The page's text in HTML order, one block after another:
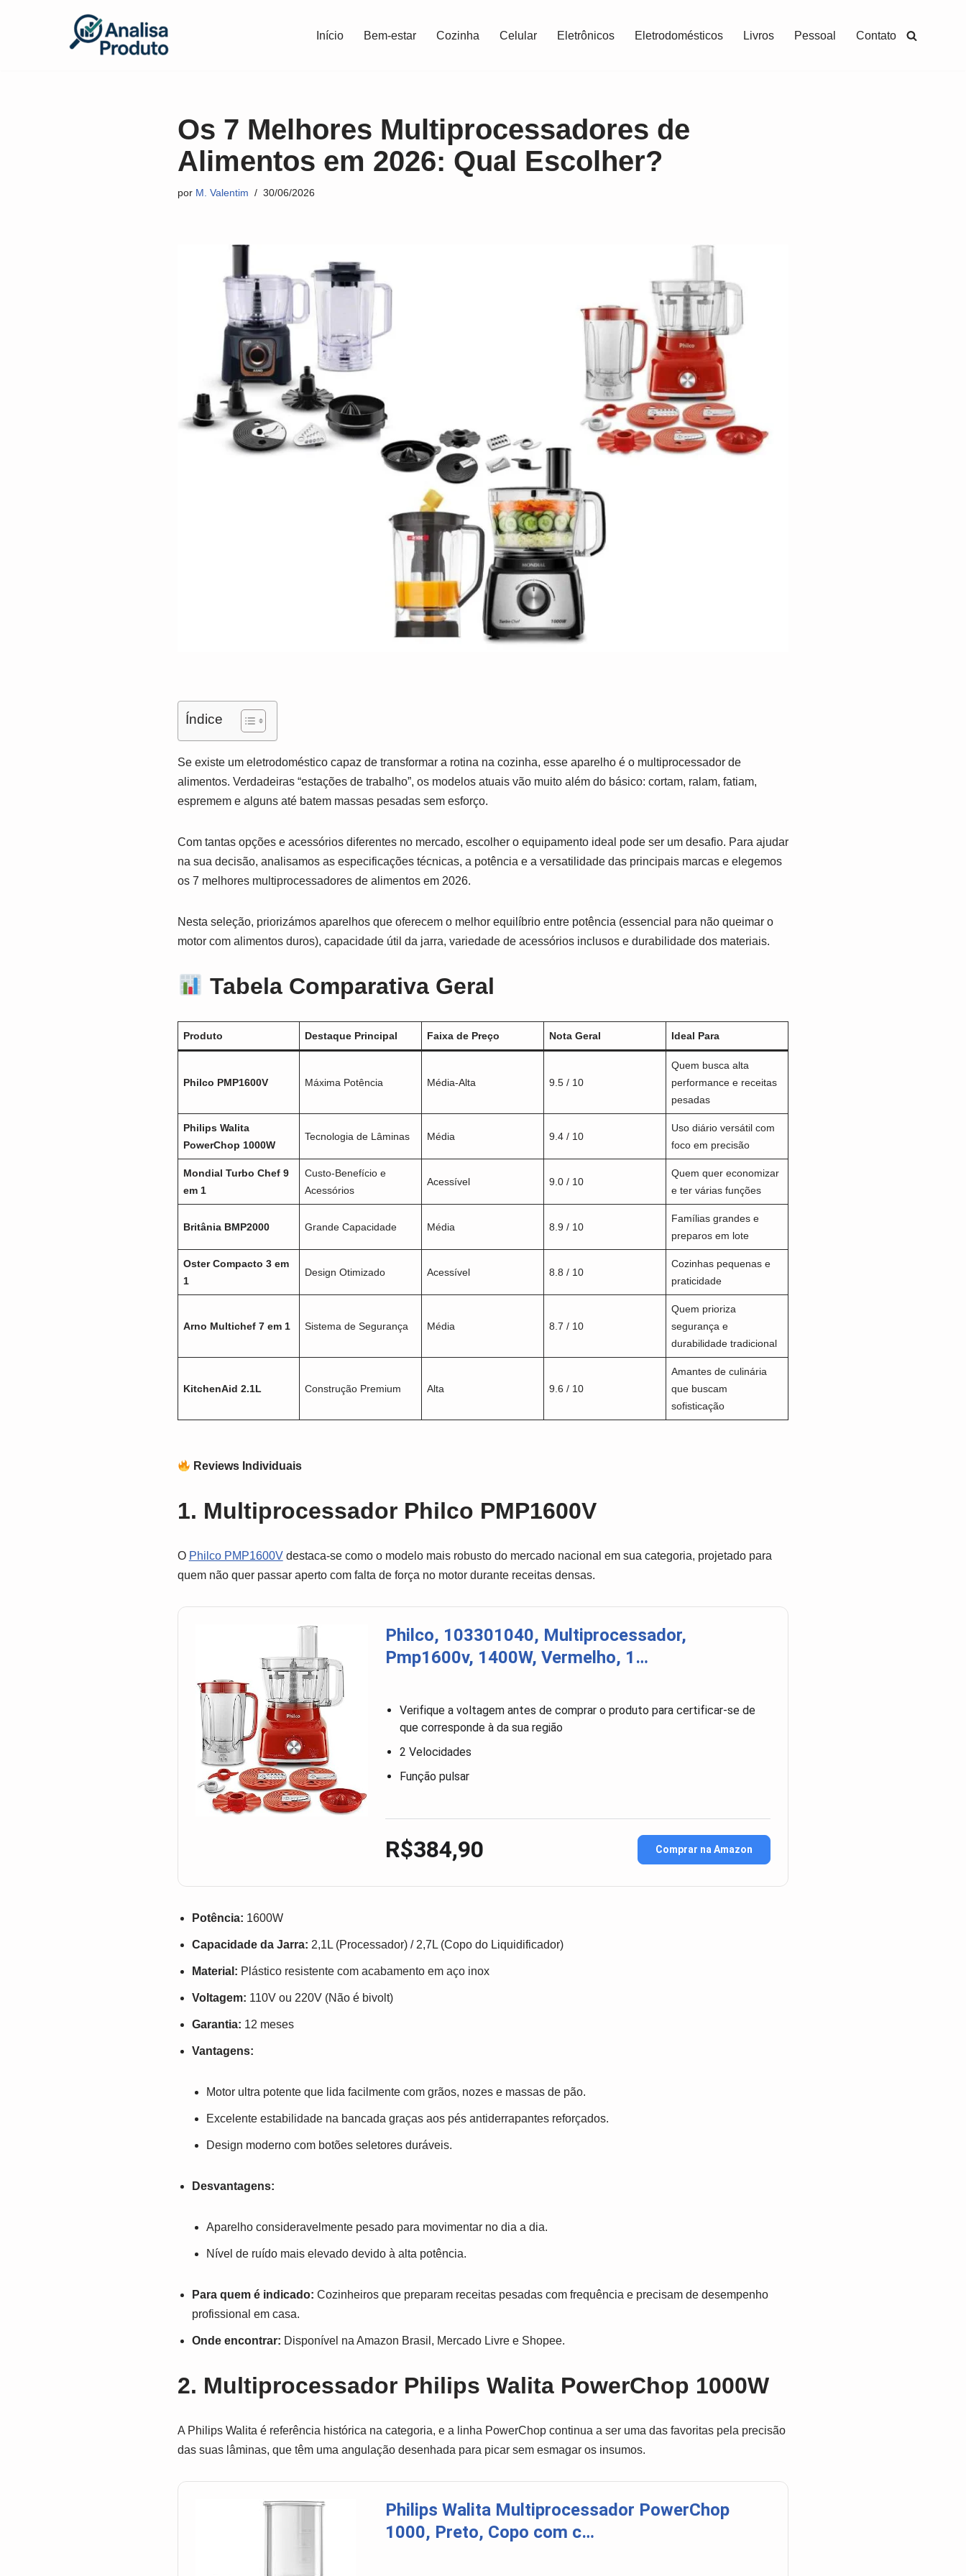
Início Bem-estar Cozinha Celular Eletrônicos Eletrodomésticos Livros Pessoal Contato
Os 7 Melhores Multiprocessadores de
Alimentos em 2026: Qual Escolher?
por M. Valentim 30/06/2026
Índice
Se existe um eletrodoméstico capaz de transformar a rotina na cozinha, esse aparelho é o multiprocessador de
alimentos. Verdadeiras “estações de trabalho”, os modelos atuais vão muito além do básico: cortam, ralam, fatiam,
espremem e alguns até batem massas pesadas sem esforço.
Com tantas opções e acessórios diferentes no mercado, escolher o equipamento ideal pode ser um desafio. Para ajudar
na sua decisão, analisamos as especificações técnicas, a potência e a versatilidade das principais marcas e elegemos
os 7 melhores multiprocessadores de alimentos em 2026.
Nesta seleção, priorizámos aparelhos que oferecem o melhor equilíbrio entre potência (essencial para não queimar o
motor com alimentos duros), capacidade útil da jarra, variedade de acessórios inclusos e durabilidade dos materiais.
Tabela Comparativa Geral
Produto Destaque Principal Faixa de Preço Nota Geral Ideal Para
Philco PMP1600V Máxima Potência Média-Alta 9.5 / 10
Quem busca alta
performance e receitas
pesadas
Philips Walita
PowerChop 1000W
Tecnologia de Lâminas Média 9.4 / 10
Uso diário versátil com
foco em precisão
Mondial Turbo Chef 9
em 1
Custo-Benefício e
Acessórios
Acessível 9.0 / 10
Quem quer economizar
e ter várias funções
Britânia BMP2000 Grande Capacidade Média 8.9 / 10
Famílias grandes e
preparos em lote
Oster Compacto 3 em
1
Design Otimizado Acessível 8.8 / 10
Cozinhas pequenas e
praticidade
Arno Multichef 7 em 1 Sistema de Segurança Média 8.7 / 10
Quem prioriza
segurança e
durabilidade tradicional
KitchenAid 2.1L Construção Premium Alta 9.6 / 10
Amantes de culinária
que buscam
sofisticação
Reviews Individuais
1. Multiprocessador Philco PMP1600V
O Philco PMP1600Vdestaca-se como o modelo mais robusto do mercado nacional em sua categoria, projetado para
quem não quer passar aperto com falta de força no motor durante receitas densas.
Philco, 103301040, Multiprocessador,
Pmp1600v, 1400W, Vermelho, 1…
Verifique a voltagem antes de comprar o produto para certificar-se de
que corresponde à da sua região
2 Velocidades
Função pulsar
R$384,90 Comprar na Amazon
Potência: 1600W
Capacidade da Jarra: 2,1L (Processador) / 2,7L (Copo do Liquidificador)
Material: Plástico resistente com acabamento em aço inox
Voltagem: 110V ou 220V (Não é bivolt)
Garantia: 12 meses
Vantagens:
Motor ultra potente que lida facilmente com grãos, nozes e massas de pão.
Excelente estabilidade na bancada graças aos pés antiderrapantes reforçados.
Design moderno com botões seletores duráveis.
Desvantagens:
Aparelho consideravelmente pesado para movimentar no dia a dia.
Nível de ruído mais elevado devido à alta potência.
Para quem é indicado: Cozinheiros que preparam receitas pesadas com frequência e precisam de desempenho
profissional em casa.
Onde encontrar: Disponível na Amazon Brasil, Mercado Livre e Shopee.
2. Multiprocessador Philips Walita PowerChop 1000W
A Philips Walita é referência histórica na categoria, e a linha PowerChop continua a ser uma das favoritas pela precisão
das suas lâminas, que têm uma angulação desenhada para picar sem esmagar os insumos.
Philips Walita Multiprocessador PowerChop
1000, Preto, Copo com c…